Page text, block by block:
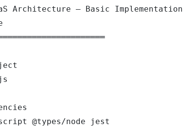
Architecture — Basic Implementation
@types/node jest